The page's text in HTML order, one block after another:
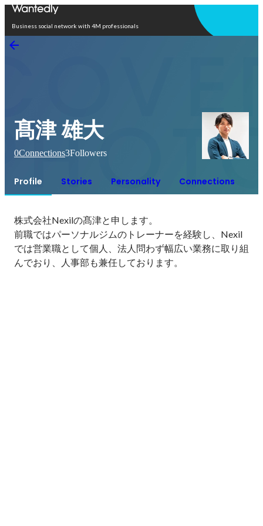
Business social network with 4M professionals
髙津 雄大
0Connections3Followers
Profile Stories Personality Connections
株式会社Nexilの髙津と申します。
前職ではパーソナルジムのトレーナーを経験し、Nexil
では営業職として個人、法人問わず幅広い業務に取り組
んでおり、人事部も兼任しております。